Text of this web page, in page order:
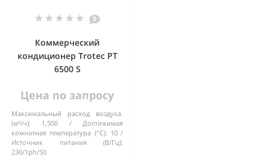
0
Коммерческий
кондиционер Trotec PT
6500 S
Цена по запросу
Максимальный расход воздуха.
(м³/ч):
1,500
Достижимая
комнатная температура (°C): 10
Источник питания (В/Гц):
230/1ph/50